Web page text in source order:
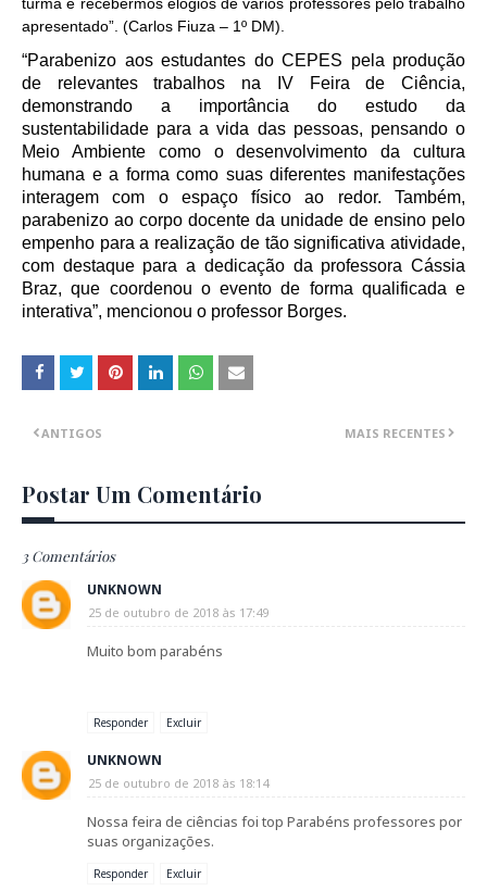
apresentado”. (Carlos Fiuza – 1º DM).
“Parabenizo aos estudantes do CEPES pela produção
de relevantes trabalhos na IV Feira de Ciência,
demonstrando a importância do estudo da
sustentabilidade para a vida das pessoas, pensando o
Meio Ambiente como o desenvolvimento da cultura
humana e a forma como suas diferentes manifestações
interagem com o espaço físico ao redor. Também,
parabenizo ao corpo docente da unidade de ensino pelo
empenho para a realização de tão significativa atividade,
com destaque para a dedicação da professora Cássia
Braz, que coordenou o evento de forma qualificada e
interativa”, mencionou o professor Borges.
MAIS RECENTES
ANTIGOS
Postar Um Comentário
3 Comentários
UNKNOWN
25 de outubro de 2018 às 17:49
Muito bom parabéns
Responder Excluir
UNKNOWN
25 de outubro de 2018 às 18:14
Nossa feira de ciências foi top Parabéns professores por
suas organizações.
Responder Excluir